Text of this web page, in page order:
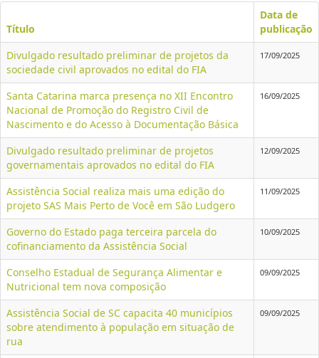
Título
Data de
publicação
Divulgado resultado preliminar de projetos da
sociedade civil aprovados no edital do FIA
17/09/2025
Santa Catarina marca presença no XII Encontro
Nacional de Promoção do Registro Civil de
Nascimento e do Acesso à Documentação Básica
16/09/2025
Divulgado resultado preliminar de projetos
governamentais aprovados no edital do FIA
12/09/2025
Assistência Social realiza mais uma edição do
projeto SAS Mais Perto de Você em São Ludgero
11/09/2025
Governo do Estado paga terceira parcela do
cofinanciamento da Assistência Social
10/09/2025
Conselho Estadual de Segurança Alimentar e
Nutricional tem nova composição
09/09/2025
Assistência Social de SC capacita 40 municípios
sobre atendimento à população em situação de
rua
09/09/2025